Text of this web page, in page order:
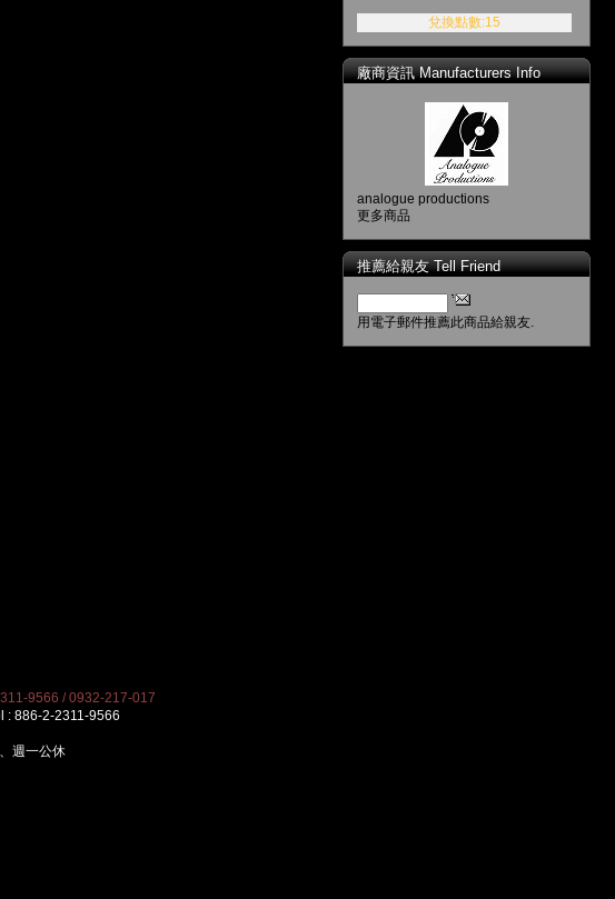
兌換點數:15
廠商資訊 Manufacturers Info
analogue productions
更多商品
推薦給親友 Tell Friend
用電子郵件推薦此商品給親友.
9566 / 0932-217-017
: 886-2-2311-9566
週一公休